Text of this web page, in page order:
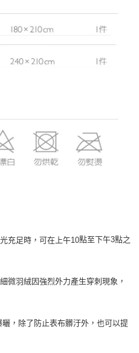
充足時，可在上午10點至下午3點之
微羽絨因強烈外力產生穿刺現象，
曬，除了防止表布髒汙外，也可以提